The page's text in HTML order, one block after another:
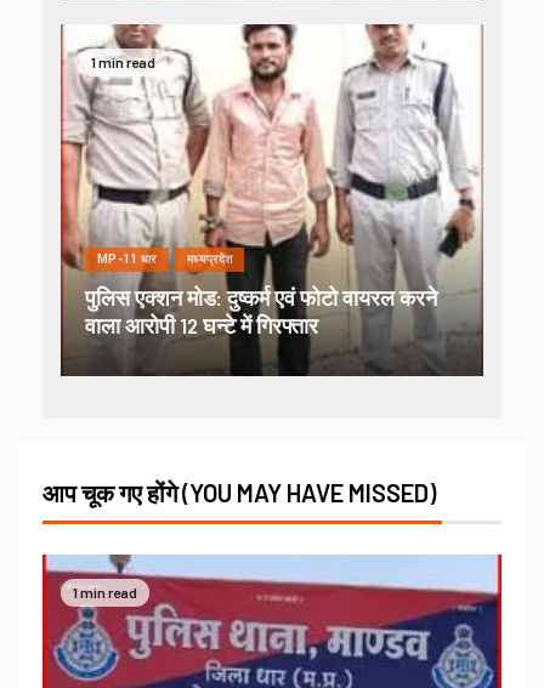
1 min read
MP-11 धार मध्यप्रदेश
पुलिस एक्शन मोड: दुष्कर्म एवं फोटो वायरल करने
वाला आरोपी 12 घन्टे में गिरफ्तार
आप चूक गए होंगे (YOU MAY HAVE MISSED)
1 min read